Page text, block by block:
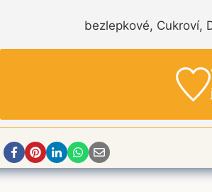
bezlepkové, Cukroví,